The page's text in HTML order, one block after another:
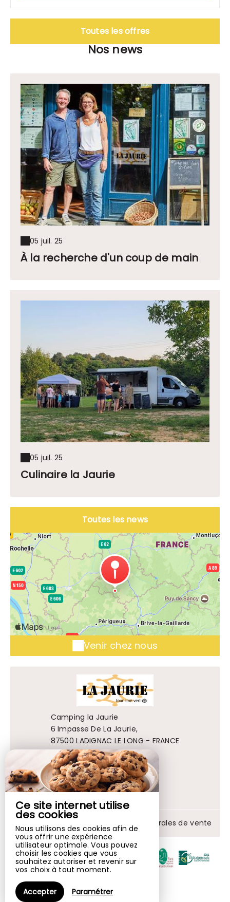
Ce site internet utilise
des cookies
Nous utilisons des cookies afin de
vous offrir une expérience
utilisateur optimale. Vous pouvez
choisir les cookies que vous
souhaitez autoriser et revenir sur
vos choix à tout moment.
Accepter Paramétrer
Toutes les offres
Nos news
05 juil. 25
À la recherche d'un coup de main
05 juil. 25
Culinaire la Jaurie
Toutes les news
Venir chez nous
Camping la Jaurie
6 Impasse De La Jaurie,
87500 LADIGNAC LE LONG - FRANCE
+33 5 55 00 52 23
Contacter par email
Conditions générales de vente